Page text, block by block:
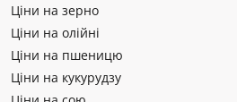
Ціни на зерно
Ціни на олійні
Ціни на пшеницю
Ціни на кукурудзу